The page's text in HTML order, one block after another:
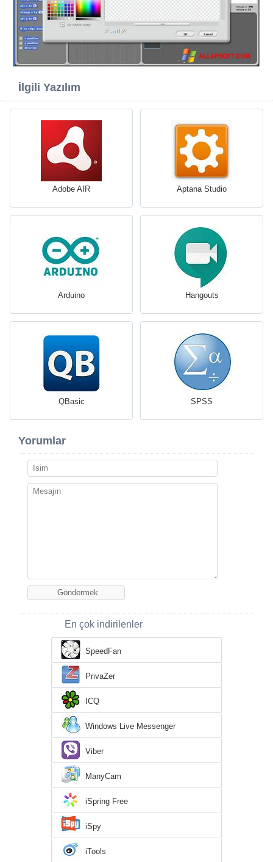
İlgili Yazılım
Adobe AIR Aptana Studio
Arduino Hangouts
QBasic SPSS
Yorumlar
En çok indirilenler
SpeedFan
PrivaZer
ICQ
Windows Live Messenger
Viber
ManyCam
iSpring Free
iSpy
iTools